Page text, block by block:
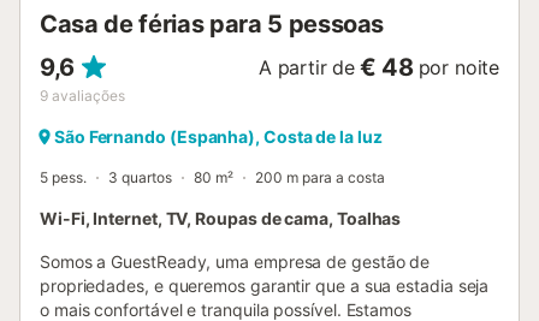
Casa de férias para 5 pessoas
9,6
9 avaliações
A partir de € 48 por noite
São Fernando (Espanha), Costa de la luz
5 pess. 3 quartos 80 m² 200 m para a costa
Wi-Fi, Internet, TV, Roupas de cama, Toalhas
Somos a GuestReady, uma empresa de gestão de
propriedades, e queremos garantir que a sua estadia seja
o mais confortável e tranquila possível. Estamos